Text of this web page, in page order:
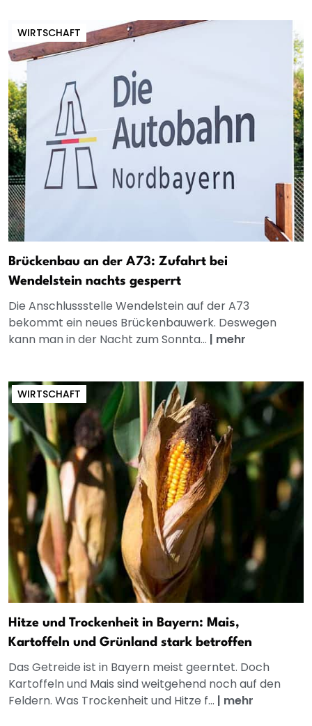
WIRTSCHAFT
Brückenbau an der A73: Zufahrt bei
Wendelstein nachts gesperrt
Die Anschlussstelle Wendelstein auf der A73
bekommt ein neues Brückenbauwerk. Deswegen
kann man in der Nacht zum Sonnta... | mehr
WIRTSCHAFT
Hitze und Trockenheit in Bayern: Mais,
Kartoffeln und Grünland stark betroffen
Das Getreide ist in Bayern meist geerntet. Doch
Kartoffeln und Mais sind weitgehend noch auf den
Feldern. Was Trockenheit und Hitze f... | mehr